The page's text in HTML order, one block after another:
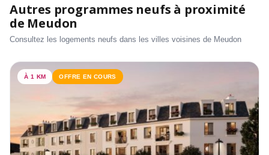
Autres programmes neufs à proximité
de Meudon
Consultez les logements neufs dans les villes voisines de Meudon
À 1 KM OFFRE EN COURS